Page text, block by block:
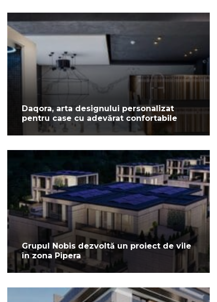
Daqora, arta designului personalizat
pentru case cu adevărat confortabile
Grupul Nobis dezvoltă un proiect de vile
în zona Pipera